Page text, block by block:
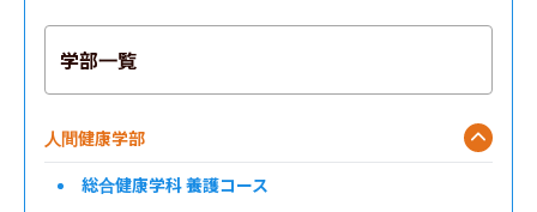
学部一覧
人間健康学部
総合健康学科 養護コース